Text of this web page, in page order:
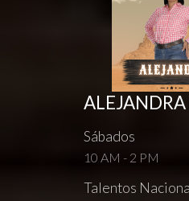
Sábados
10 AM - 2 PM
Talentos